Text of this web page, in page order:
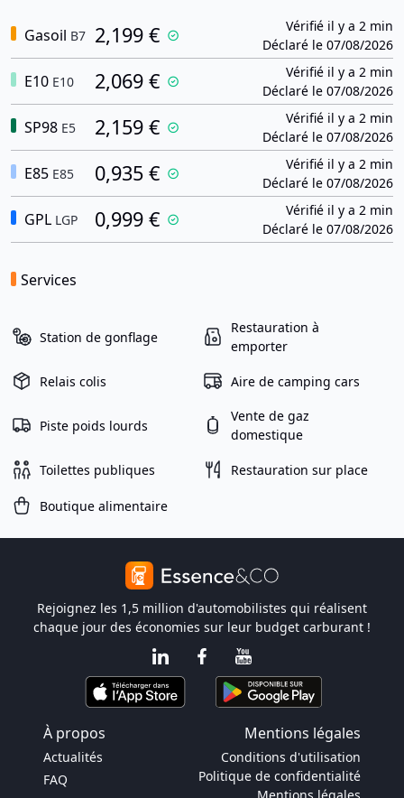
Gasoil B7 2,199 €
Vérifié il y a 2 min
Déclaré le 07/08/2026
E10 E10 2,069 €
Vérifié il y a 2 min
Déclaré le 07/08/2026
SP98 E5 2,159 €
Vérifié il y a 2 min
Déclaré le 07/08/2026
E85 E85 0,935 €
Vérifié il y a 2 min
Déclaré le 07/08/2026
GPL LGP 0,999 €
Vérifié il y a 2 min
Déclaré le 07/08/2026
Services
Station de gonflage
Restauration à
emporter
Relais colis Aire de camping cars
Piste poids lourds
Vente de gaz
domestique
Toilettes publiques Restauration sur place
Boutique alimentaire
Rejoignez les 1,5 million d'automobilistes qui réalisent
chaque jour des économies sur leur budget carburant !
À propos Mentions légales
Actualités
FAQ
Conditions d'utilisation
Politique de confidentialité